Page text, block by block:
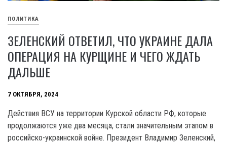
ПОЛИТИКА
ЗЕЛЕНСКИЙ ОТВЕТИЛ, ЧТО УКРАИНЕ ДАЛА
ОПЕРАЦИЯ НА КУРЩИНЕ И ЧЕГО ЖДАТЬ
ДАЛЬШЕ
7 ОКТЯБРЯ, 2024
Действия ВСУ на территории Курской области РФ, которые
продолжаются уже два месяца, стали значительным этапом в
российско-украинской войне. Президент Владимир Зеленский,